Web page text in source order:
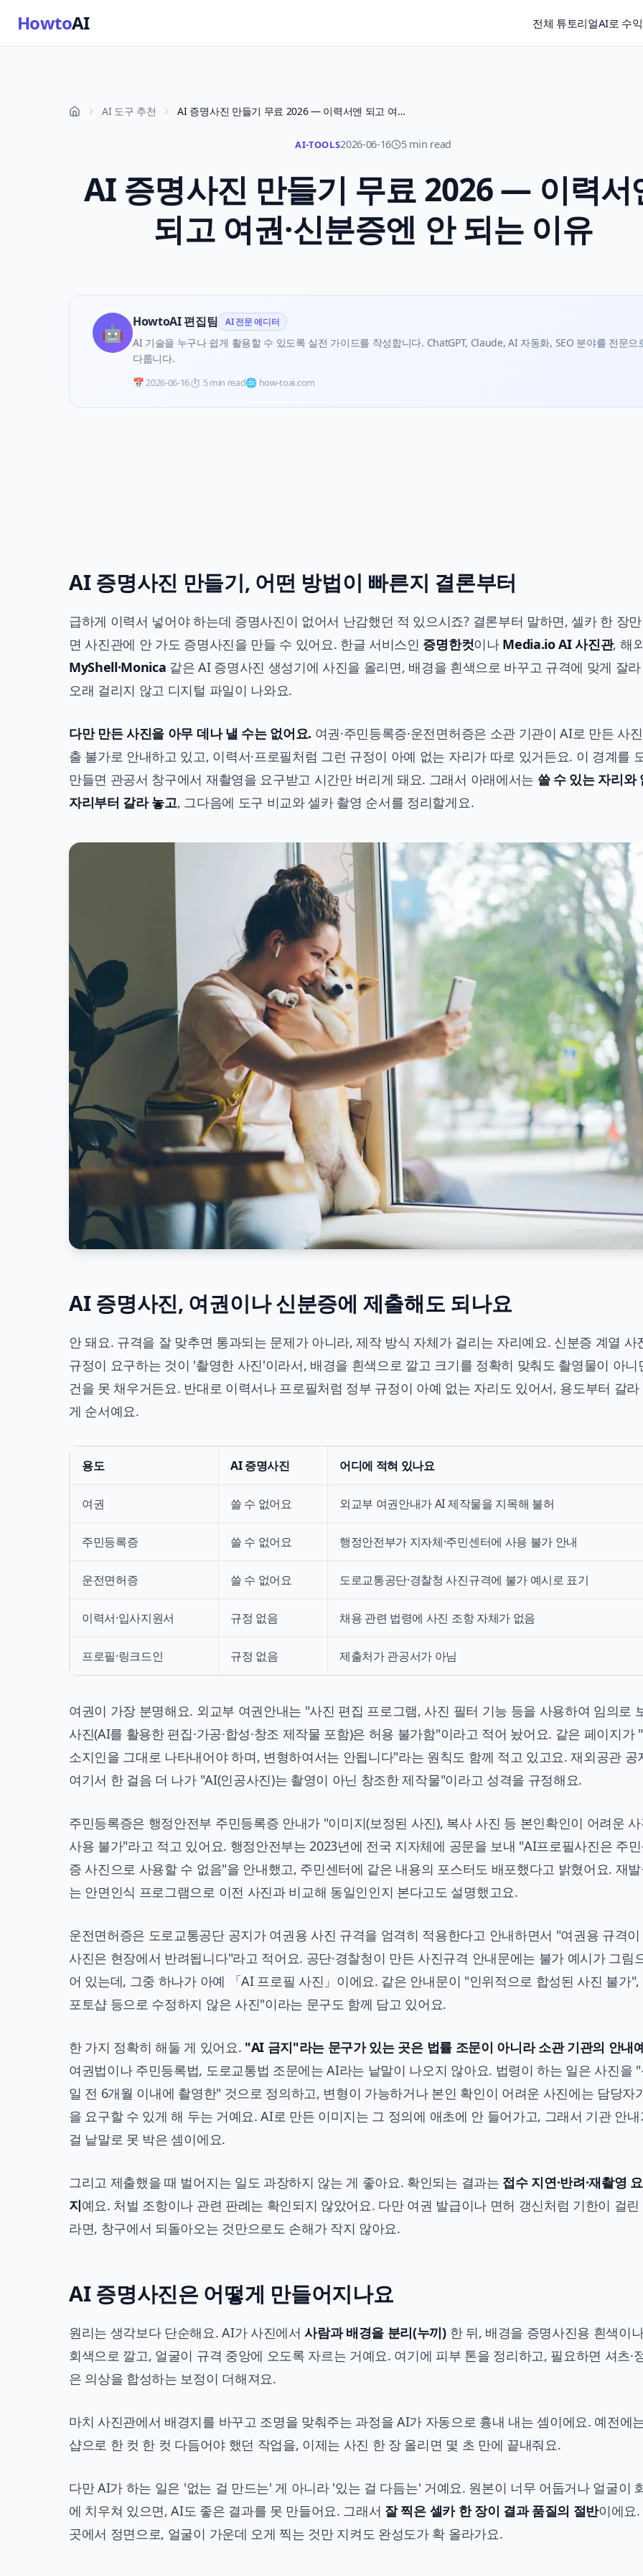
HowtoAI 전체 튜토리얼AI로 수
AI 도구 추천 AI 증명사진 만들기 무료 2026 — 이력서엔 되고 여권·신분증엔 안 되는 이유
AI-TOOLS2026-06-16 5 min read
AI 증명사진 만들기 무료 2026 — 이력서
되고 여권·신분증엔 안 되는 이유
🤖 HowtoAI 편집팀 AI 전문 에디터
AI 기술을 누구나 쉽게 활용할 수 있도록 실전 가이드를 작성합니다. ChatGPT, Claude, AI 자동화, SEO 분야를 전문으
다룹니다.
📅2026-06-16⏱️ 5 min read🌐 how-toai.com
AI 증명사진 만들기, 어떤 방법이 빠른지 결론부터
급하게 이력서 넣어야 하는데 증명사진이 없어서 난감했던 적 있으시죠? 결론부터 말하면, 셀카 한 장
면 사진관에 안 가도 증명사진을 만들 수 있어요. 한글 서비스인 증명한컷이나 Media.io AI 사진관, 해
MyShell·Monica 같은 AI 증명사진 생성기에 사진을 올리면, 배경을 흰색으로 바꾸고 규격에 맞게 잘
오래 걸리지 않고 디지털 파일이 나와요.
다만 만든 사진을 아무 데나 낼 수는 없어요. 여권·주민등록증·운전면허증은 소관 기관이 AI로 만든 사
출 불가로 안내하고 있고, 이력서·프로필처럼 그런 규정이 아예 없는 자리가 따로 있거든요. 이 경계를
만들면 관공서 창구에서 재촬영을 요구받고 시간만 버리게 돼요. 그래서 아래에서는 쓸 수 있는 자리와
자리부터 갈라 놓고, 그다음에 도구 비교와 셀카 촬영 순서를 정리할게요.
AI 증명사진, 여권이나 신분증에 제출해도 되나요
안 돼요. 규격을 잘 맞추면 통과되는 문제가 아니라, 제작 방식 자체가 걸리는 자리예요. 신분증 계열 사
규정이 요구하는 것이 '촬영한 사진'이라서, 배경을 흰색으로 깔고 크기를 정확히 맞춰도 촬영물이 아니
건을 못 채우거든요. 반대로 이력서나 프로필처럼 정부 규정이 아예 없는 자리도 있어서, 용도부터 갈라
게 순서예요.
용도 AI 증명사진 어디에 적혀 있나요
여권 쓸 수 없어요 외교부 여권안내가 AI 제작물을 지목해 불허
주민등록증 쓸 수 없어요 행정안전부가 지자체·주민센터에 사용 불가 안내
운전면허증 쓸 수 없어요 도로교통공단·경찰청 사진규격에 불가 예시로 표기
이력서·입사지원서 규정 없음 채용 관련 법령에 사진 조항 자체가 없음
프로필·링크드인 규정 없음 제출처가 관공서가 아님
여권이 가장 분명해요. 외교부 여권안내는 "사진 편집 프로그램, 사진 필터 기능 등을 사용하여 임의로
사진(AI를 활용한 편집·가공·합성·창조 제작물 포함)은 허용 불가함"이라고 적어 놨어요. 같은 페이지가
소지인을 그대로 나타내어야 하며, 변형하여서는 안됩니다"라는 원칙도 함께 적고 있고요. 재외공관 공
여기서 한 걸음 더 나가 "AI(인공사진)는 촬영이 아닌 창조한 제작물"이라고 성격을 규정해요.
주민등록증은 행정안전부 주민등록증 안내가 "이미지(보정된 사진), 복사 사진 등 본인확인이 어려운
사용 불가"라고 적고 있어요. 행정안전부는 2023년에 전국 지자체에 공문을 보내 "AI프로필사진은 주
증 사진으로 사용할 수 없음"을 안내했고, 주민센터에 같은 내용의 포스터도 배포했다고 밝혔어요. 재발
는 안면인식 프로그램으로 이전 사진과 비교해 동일인인지 본다고도 설명했고요.
운전면허증은 도로교통공단 공지가 여권용 사진 규격을 엄격히 적용한다고 안내하면서 "여권용 규격이
사진은 현장에서 반려됩니다"라고 적어요. 공단·경찰청이 만든 사진규격 안내문에는 불가 예시가 그림
어 있는데, 그중 하나가 아예 「AI 프로필 사진」이에요. 같은 안내문이 "인위적으로 합성된 사진 불가",
포토샵 등으로 수정하지 않은 사진"이라는 문구도 함께 담고 있어요.
한 가지 정확히 해둘 게 있어요. "AI 금지"라는 문구가 있는 곳은 법률 조문이 아니라 소관 기관의 안내
여권법이나 주민등록법, 도로교통법 조문에는 AI라는 낱말이 나오지 않아요. 법령이 하는 일은 사진을 "
일 전 6개월 이내에 촬영한" 것으로 정의하고, 변형이 가능하거나 본인 확인이 어려운 사진에는 담당자
을 요구할 수 있게 해 두는 거예요. AI로 만든 이미지는 그 정의에 애초에 안 들어가고, 그래서 기관 안내
걸 낱말로 못 박은 셈이에요.
그리고 제출했을 때 벌어지는 일도 과장하지 않는 게 좋아요. 확인되는 결과는 접수 지연·반려·재촬영
지예요. 처벌 조항이나 관련 판례는 확인되지 않았어요. 다만 여권 발급이나 면허 갱신처럼 기한이 걸린
라면, 창구에서 되돌아오는 것만으로도 손해가 작지 않아요.
AI 증명사진은 어떻게 만들어지나요
원리는 생각보다 단순해요. AI가 사진에서사람과 배경을 분리(누끼)한 뒤, 배경을 증명사진용 흰색이
회색으로 깔고, 얼굴이 규격 중앙에 오도록 자르는 거예요. 여기에 피부 톤을 정리하고, 필요하면 셔츠·
은 의상을 합성하는 보정이 더해져요.
마치 사진관에서 배경지를 바꾸고 조명을 맞춰주는 과정을 AI가 자동으로 흉내 내는 셈이에요. 예전에
샵으로 한 컷 한 컷 다듬어야 했던 작업을, 이제는 사진 한 장 올리면 몇 초 만에 끝내줘요.
다만 AI가 하는 일은 '없는 걸 만드는' 게 아니라 '있는 걸 다듬는' 거예요. 원본이 너무 어둡거나 얼굴이
에 치우쳐 있으면, AI도 좋은 결과를 못 만들어요. 그래서 잘 찍은 셀카 한 장이 결과 품질의 절반이에요
곳에서 정면으로, 얼굴이 가운데 오게 찍는 것만 지켜도 완성도가 확 올라가요.